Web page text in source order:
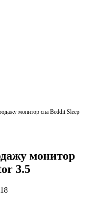
монитор сна Beddit Sleep
монитор
3.5